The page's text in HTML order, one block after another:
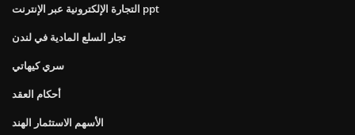
التجارة الإلكترونية عبر الإنترنت ppt
تجار السلع المادية في لندن
سري كيهاتي
أحكام العقد
الأسهم الاستثمار الهند